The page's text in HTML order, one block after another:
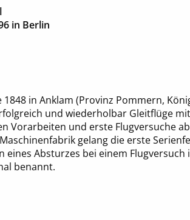
in Berlin
in Anklam (Provinz Pommern,
und wiederholbar Gleitflüge
Vorarbeiten und erste Flugversuche
gelang die erste
eines Absturzes bei einem Flugversuch
benannt.